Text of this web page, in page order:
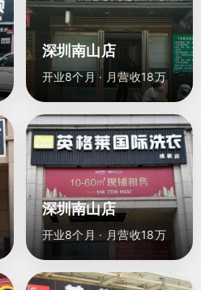
深圳南山店
开业8个月 · 月营收18万
深圳南山店
开业8个月 · 月营收18万